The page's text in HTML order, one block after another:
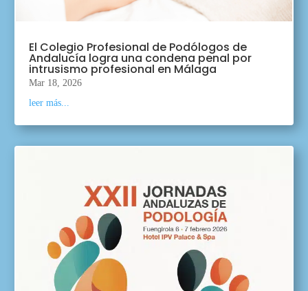
El Colegio Profesional de Podólogos de
Andalucía logra una condena penal por
intrusismo profesional en Málaga
Mar 18, 2026
leer más...